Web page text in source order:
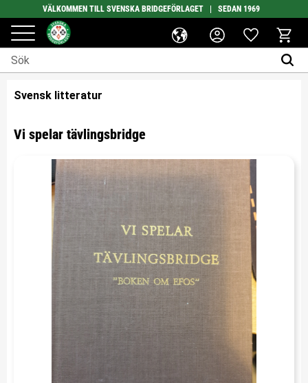
Meny
VÄLKOMMEN TILL SVENSKA BRIDGEFÖRLAGET | SEDAN 1969
Favoriter
Svensk litteratur
Vi spelar tävlingsbridge